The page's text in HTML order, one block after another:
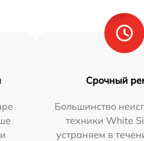
Срочный
Большинство
техники White
устраняем в